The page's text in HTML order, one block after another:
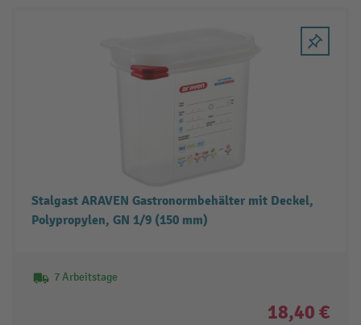
Stalgast ARAVEN Gastronormbehälter mit Deckel,
Polypropylen, GN 1/9 (150 mm)
7 Arbeitstage
18,40 €